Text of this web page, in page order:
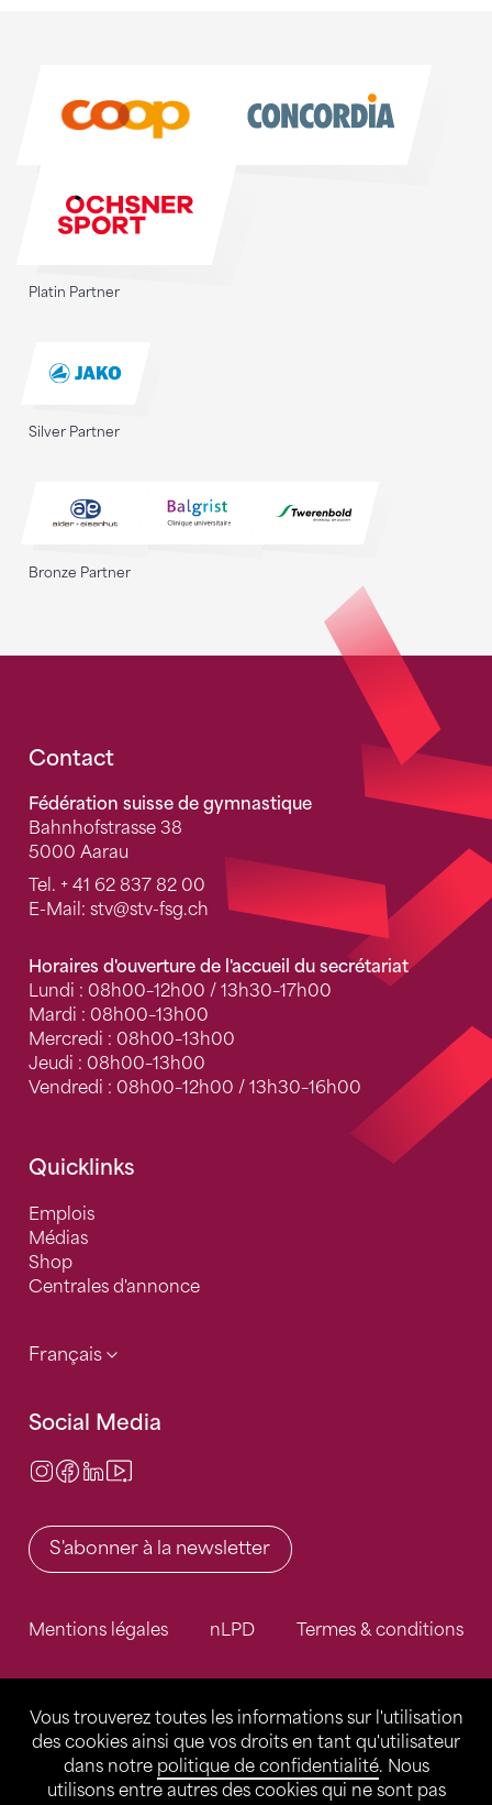
Vous trouverez toutes les informations sur l'utilisation
des cookies ainsi que vos droits en tant qu'utilisateur
dans notre politique de confidentialité. Nous
utilisons entre autres des cookies qui ne sont pas
Platin Partner
Silver Partner
Bronze Partner
Fusszeile
Contact
Fédération suisse de gymnastique
Bahnhofstrasse 38
5000 Aarau
Tel. + 41 62 837 82 00
E-Mail: stv@stv-fsg.ch
Horaires d'ouverture de l'accueil du secrétariat
Lundi : 08h00–12h00 / 13h30–17h00
Mardi : 08h00–13h00
Mercredi : 08h00–13h00
Jeudi : 08h00–13h00
Vendredi : 08h00–12h00 / 13h30–16h00
Quicklinks
Emplois
Médias
Shop
Centrales d'annonce
Français
Social Media
Instagram
Facebook
LinkedIn
S'abonner à la newsletter
Mentions légales nLPD Termes & conditions